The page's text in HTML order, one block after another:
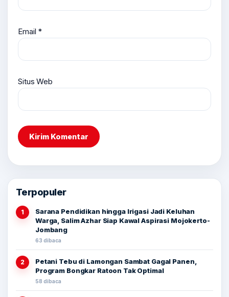
Email *
Situs Web
Terpopuler
1
Sarana Pendidikan hingga Irigasi Jadi Keluhan
Warga, Salim Azhar Siap Kawal Aspirasi Mojokerto-
Jombang
63 dibaca
2
Petani Tebu di Lamongan Sambat Gagal Panen,
Program Bongkar Ratoon Tak Optimal
58 dibaca